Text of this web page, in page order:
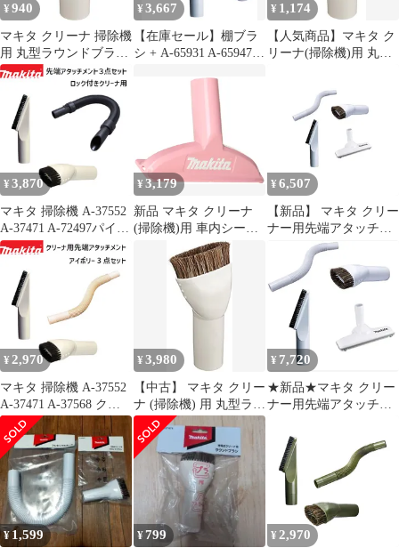
¥ 940
マキタ クリーナ 掃除機
用 丸型ラウンドブラシ
アイボリー A-37471
¥ 3,667
【在庫セール】棚ブラ
シ + A-65931 A-65947 +
ノーホワイト色)セット
フレキシブルホース ク
リーナー用先端アタッ
チメント A-65925 マキ
¥ 1,174
【人気商品】マキタ ク
リーナ(掃除機)用 丸型
リー A-37471
¥ 3,870
マキタ 掃除機 A-37552
A-37471 A-72497パイプ
ロック対応クリーナ用
先端アタッチメント 3
点セット 棚ブラシ ラウ
ンドブラシ 伸縮フレキ
シブルホース アイボリ
ー makita cl284fd
cl285fd cl286fd クリー
ナー
¥3,179
新品 マキタ クリーナ
(掃除機)用 車内シート
用ブラシノズル ピンク
A-67066
¥ 6,507
【新品】 マキタ クリー
ナー用先端アタッチメ
ント 4点(スノーホワイ
ト色) セット ラウンド
ブラシ A-65947 + 棚ブ
ラシ A-65931 + フレキ
シブルホース A-65925
+ じゅうたんノズルDX
A-59950 0
¥ 2,970
マキタ 掃除機 A-37552
A-37471 A-37568 クリ
ーナ用 先端アタッチメ
ント 3点セット 棚ブラ
シ ラウンドブラシ フレ
キシブルホース アイボ
リー makita CL100D
CL102D CL072D
CL105D CL105DWN
CL1
¥3,980
【中古】 マキタ クリー
ナ (掃除機) 用 丸型ラウ
ンドブラシ アイボリー
A-37471
¥ 7,720
★新品★マキタ クリー
ナー用先端アタッチメ
ト色) セット ラウンド
ブラシ A-65947 + 棚ブ
ラシ A-65931 + フレキ
シブルホース A-65925
+ じゅうたんノズルDX
A-59950 ab89bd89
¥1,599 ¥799 ¥ 2,970